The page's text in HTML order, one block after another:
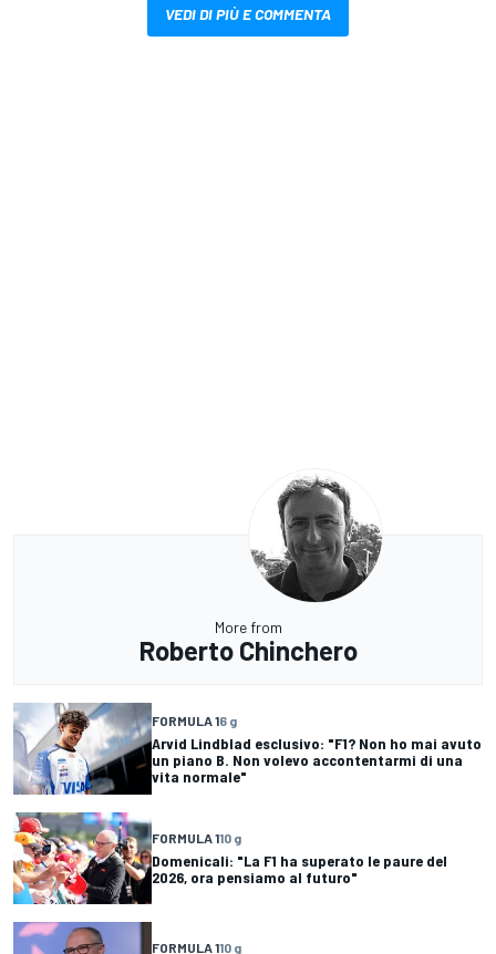
VEDI DI PIÙ E COMMENTA
More from
Roberto Chinchero
FORMULA 16 g
Arvid Lindblad esclusivo: "F1? Non ho mai avuto
un piano B. Non volevo accontentarmi di una
vita normale"
FORMULA 110 g
Domenicali: "La F1 ha superato le paure del
2026, ora pensiamo al futuro"
FORMULA 110 g